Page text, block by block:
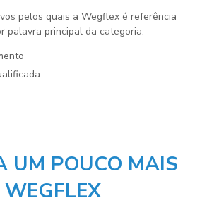
pelos quais a Wegflex é referência
palavra principal da categoria:
UM POUCO MAIS